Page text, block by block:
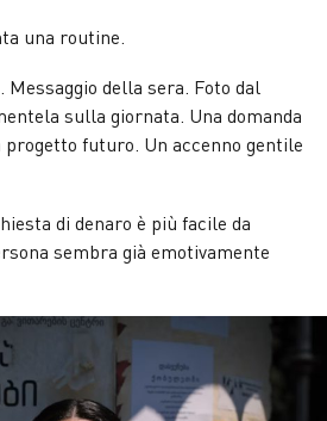
una routine.
della sera. Foto dal
sulla giornata. Una domanda
futuro. Un accenno gentile
di denaro è più facile da
sembra già emotivamente